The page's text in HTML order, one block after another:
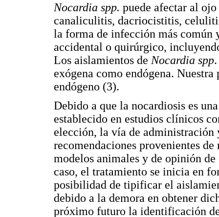
Nocardia spp. puede afectar al
canaliculitis, dacriocistitis,
la forma de infección más común
accidental o quirúrgico,
Los aislamientos de Nocardia spp
exógena como endógena.
endógeno (3).
Debido a que la nocardiosis es
establecido en estudios clínicos
elección, la vía de administración
recomendaciones provenientes
modelos animales y de opinión
caso, el tratamiento se inicia en
posibilidad de tipificar el
debido a la demora en obtener
próximo futuro la identificación